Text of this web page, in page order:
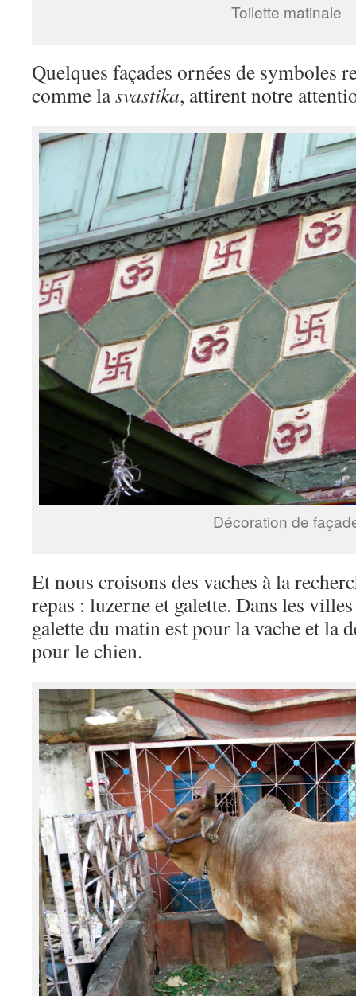
Toilette matinale
Quelques façades ornées de symboles
comme lasvastika, attirent notre
Décoration de
Et nous croisons des vaches à la
repas : luzerne et galette. Dans les
galette du matin est pour la vache et la
pour le chien.